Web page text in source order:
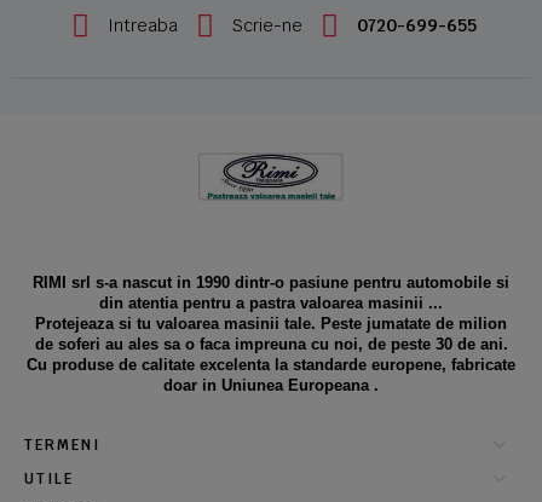
Intreaba Scrie-ne 0720-699-655
RIMI srl s-a nascut in 1990 dintr-o pasiune pentru automobile si
din atentia pentru a pastra valoarea masinii ...
Protejeaza si tu valoarea masinii tale. Peste jumatate de milion
de soferi au ales sa o faca impreuna cu noi, de peste 30 de ani.
Cu produse de calitate excelenta la standarde europene, fabricate
doar in Uniunea Europeana .
TERMENI
UTILE